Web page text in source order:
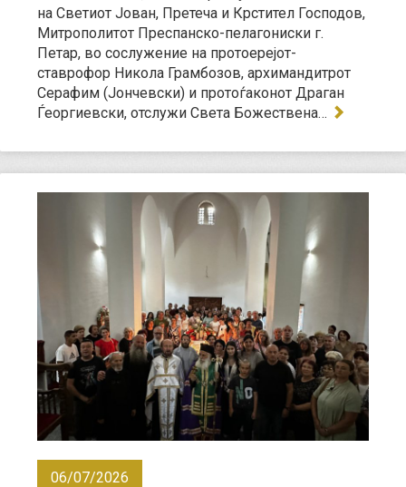
на Светиот Јован, Претеча и Крстител Господов,
Митрополитот Преспанско-пелагониски г.
Петар, во сослужение на протоерејот-
ставрофор Никола Грамбозов, архимандитрот
Серафим (Јончевски) и протоѓаконот Драган
Ѓеоргиевски, отслужи Света Божествена…
06/07/2026